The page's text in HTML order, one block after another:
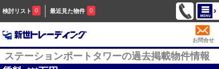
検討リスト 0 最近見た物件 0
お問合せ
ステーションポートタワーの過去掲載物件情報